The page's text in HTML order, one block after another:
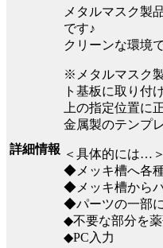
詳細情報
メタルマスク製
です♪
クリーンな環境
※メタルマスク
ト基板に取り付
上の指定位置に
金属製のテンプ
＜具体的には…＞
◆メッキ槽へ各
◆メッキ槽から
◆パーツの一部
◆不要な部分を
◆PC入力